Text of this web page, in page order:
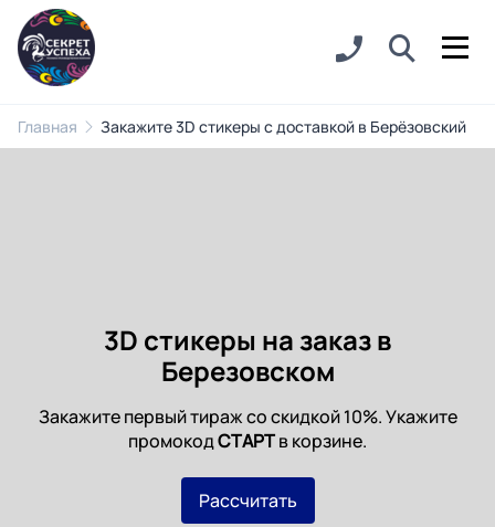
Главная Закажите 3D стикеры с доставкой в Берёзовский
3D стикеры на заказ в
Березовском
Закажите первый тираж со скидкой 10%. Укажите
промокодСТАРТв корзине.
Рассчитать